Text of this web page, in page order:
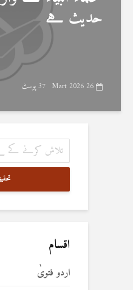
حدیث ہے
26 Mart 2026 37 پوسٹ
اقسام
اردو فتویٰ